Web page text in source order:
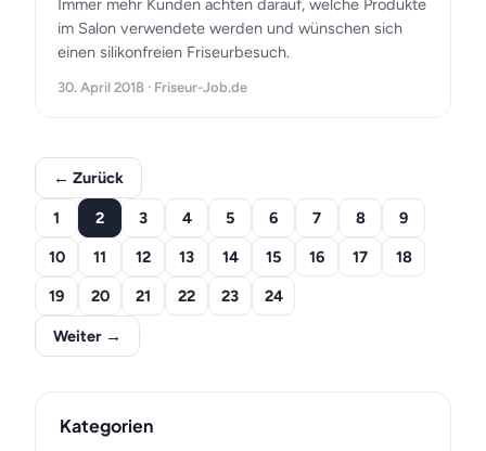
Immer mehr Kunden achten darauf, welche Produkte
im Salon verwendete werden und wünschen sich
einen silikonfreien Friseurbesuch.
30. April 2018 · Friseur-Job.de
← Zurück
1 2 3 4 5 6 7 8
9
10
11 12 13 14 15 16 17
18
19
20 21 22 23 24
Weiter →
Kategorien